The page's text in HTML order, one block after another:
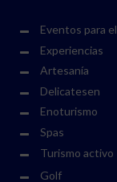
Eventos para
Experiencias
Artesanía
Delicatesen
Enoturismo
Spas
Turismo activo
Golf